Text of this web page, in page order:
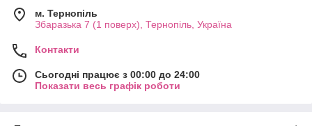
м. Тернопіль
Збаразька 7 (1 поверх), Тернопіль, Україна
Контакти
Сьогодні працює з 00:00 до 24:00
Показати весь графік роботи